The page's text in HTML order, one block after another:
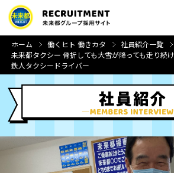
close
ホーム 働くヒト 働きカタ
社員紹介一覧
未来都タクシー 骨折しても大雪が降っても走り続
鉄人タクシードライバー